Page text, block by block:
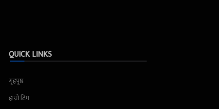
QUICK LINKS
गृहपृष्ठ
हाम्रो टिम